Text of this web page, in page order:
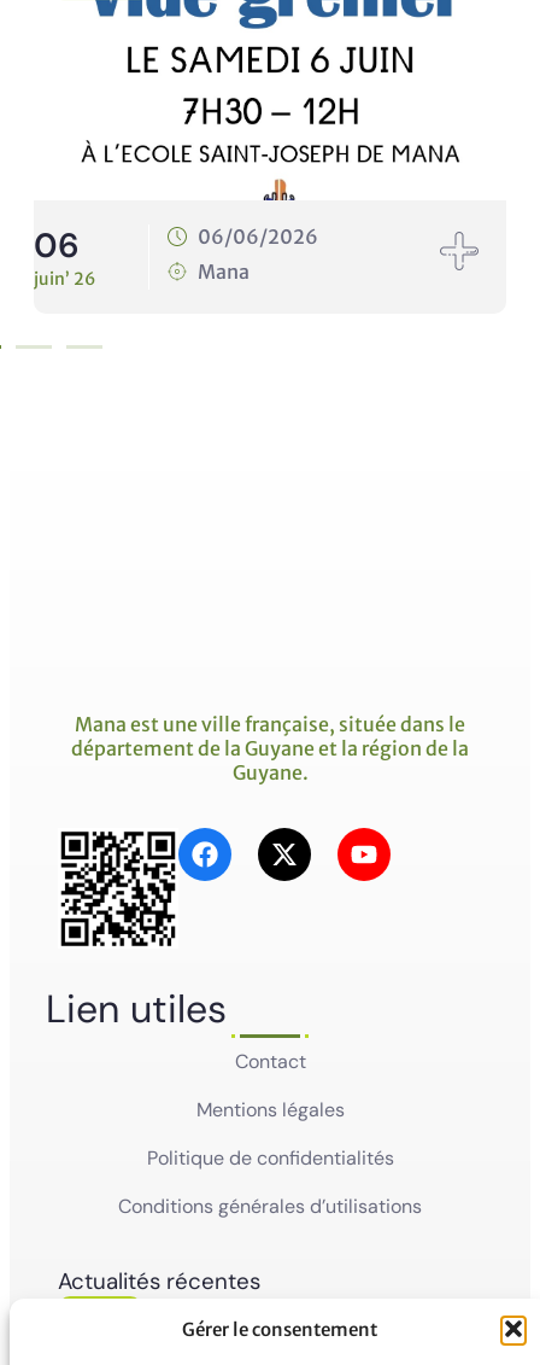
Gérer le consentement
06/06/2026
Mana
10
Mana est une ville française, située dans le
département de la Guyane et la région de la
Guyane.
Lien utiles
Contact
Mentions légales
Politique de confidentialités
Conditions générales d’utilisations
Actualités récentes
La Ville de Mana informe la population qu’un